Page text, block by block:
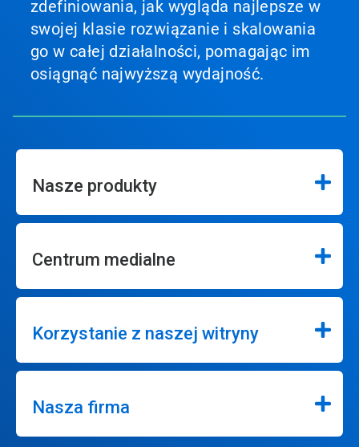
zdefiniowania, jak wygląda najlepsze w
swojej klasie rozwiązanie i skalowania
go w całej działalności, pomagając im
osiągnąć najwyższą wydajność.
Nasze produkty
Centrum medialne
Korzystanie z naszej witryny
Nasza firma